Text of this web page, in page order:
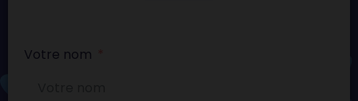
Votre nom